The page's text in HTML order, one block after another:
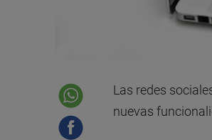
Las redes
nuevas